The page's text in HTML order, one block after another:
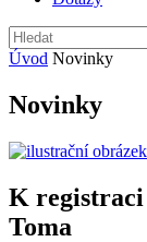
Úvod Novinky
Novinky
K registraci
Toma